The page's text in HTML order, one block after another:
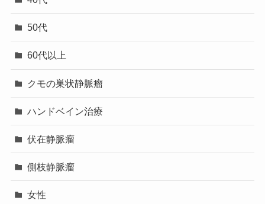
50代
60代以上
クモの巣状静脈瘤
ハンドベイン治療
伏在静脈瘤
側枝静脈瘤
女性